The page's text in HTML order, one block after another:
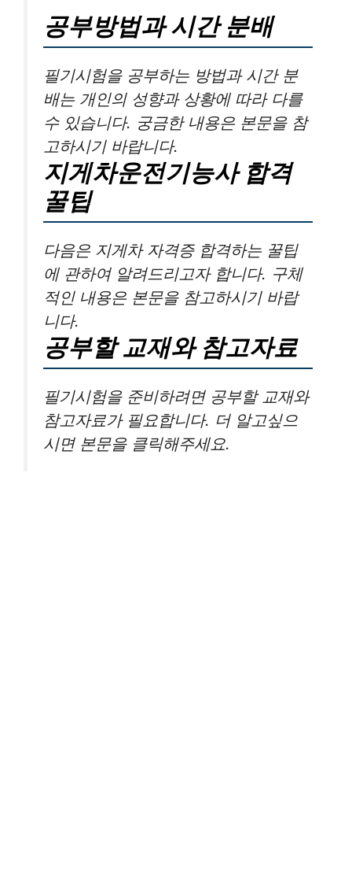
공부방법과 시간 분배
필기시험을 공부하는 방법과 시간 분
배는 개인의 성향과 상황에 따라 다를
수 있습니다. 궁금한 내용은 본문을 참
고하시기 바랍니다.
지게차운전기능사 합격
꿀팁
다음은 지게차 자격증 합격하는 꿀팁
에 관하여 알려드리고자 합니다. 구체
적인 내용은 본문을 참고하시기 바랍
니다.
공부할 교재와 참고자료
필기시험을 준비하려면 공부할 교재와
참고자료가 필요합니다. 더 알고싶으
시면 본문을 클릭해주세요.